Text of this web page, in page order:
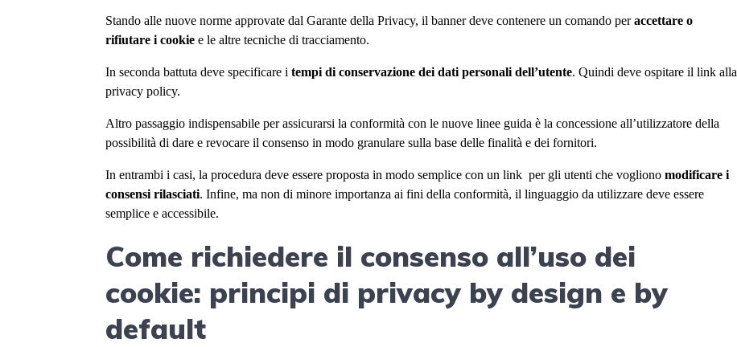
Stando alle nuove norme approvate dal Garante della Privacy, il banner deve contenere un comando peraccettare o
rifiutare i cookie e le altre tecniche di tracciamento.
In seconda battuta deve specificare itempi di conservazione dei dati personali dell’utente. Quindi deve ospitare il link alla
privacy policy.
Altro passaggio indispensabile per assicurarsi la conformità con le nuove linee guida è la concessione all’utilizzatore della
possibilità di dare e revocare il consenso in modo granulare sulla base delle finalità e dei fornitori.
In entrambi i casi, la procedura deve essere proposta in modo semplice con un link per gli utenti che vogliono modificare i
consensi rilasciati. Infine, ma non di minore importanza ai fini della conformità, il linguaggio da utilizzare deve essere
semplice e accessibile.
Come richiedere il consenso all’uso dei
cookie: principi di privacy by design e by
default